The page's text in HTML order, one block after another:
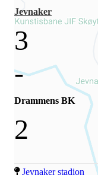
Jevnaker
3
-
Drammens BK
2
Jevnaker stadion